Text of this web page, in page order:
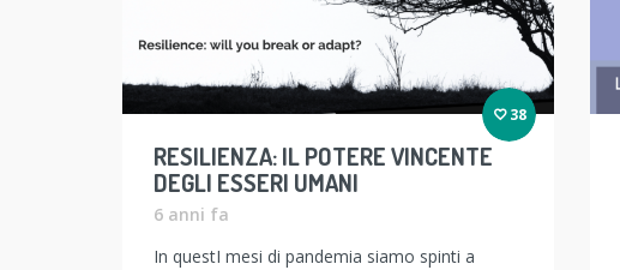
38
RESILIENZA: IL POTERE VINCENTE
DEGLI ESSERI UMANI
6 anni fa
In questI mesi di pandemia siamo spinti a